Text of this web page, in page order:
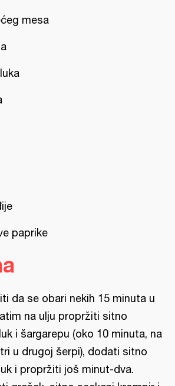
mesa
paprike
da se obari nekih 15 minuta u
na ulju propržiti sitno
i šargarepu (oko 10 minuta, na
u drugoj šerpi), dodati sitno
i propržiti još minut-dva.